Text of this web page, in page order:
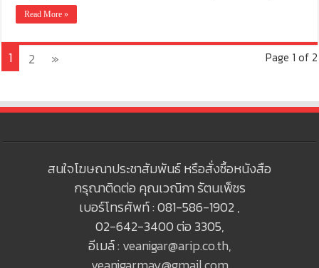
Read More »
Page 1 of 2
1 2 »
สนใจโฆษณาประชาสัมพันธ์ หรือสั่งซื้อหนังสือ
กรุณาติดต่อ คุณเวณิกา รัตนเพ็ชร
เบอร์โทรศัพท์ : 081-586-1902 ,
02-642-3400 ต่อ 3305,
อีเมล์ : veanigar@arip.co.th,